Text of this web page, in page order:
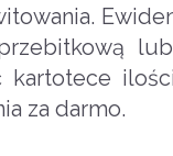
za darmo.